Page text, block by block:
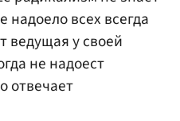
надоело всех всегда
ведущая у своей
не надоест
отвечает